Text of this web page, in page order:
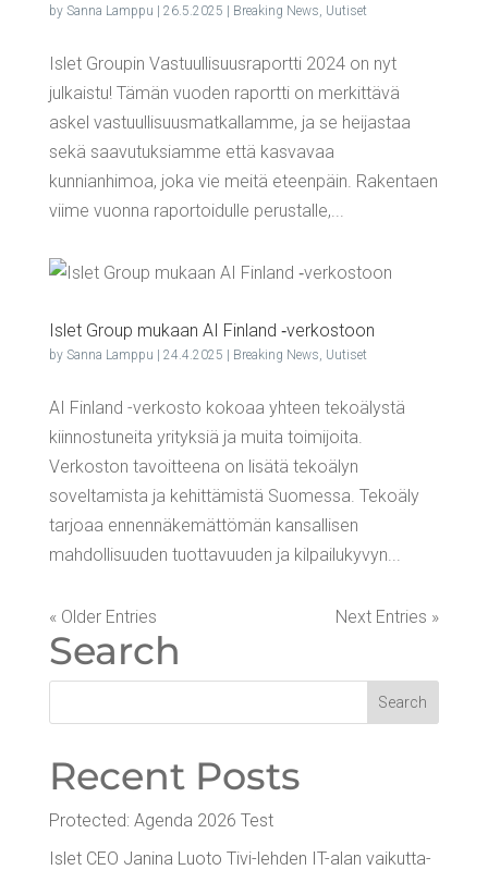
by Sanna Lamppu 26.5.2025 Breaking News, Uutiset
Islet Groupin Vastuullisuusraportti 2024 on nyt
julkaistu! Tämän vuoden raportti on merkittävä
askel vastuullisuusmatkallamme, ja se heijastaa
sekä saavutuksiamme että kasvavaa
kunnianhimoa, joka vie meitä eteenpäin. Rakentaen
viime vuonna raportoidulle perustalle,...
Islet Group mukaan AI Fin­land ‑ver­kos­toon
by Sanna Lamppu 24.4.2025 Breaking News, Uutiset
AI Finland -verkosto kokoaa yhteen tekoälystä
kiinnostuneita yrityksiä ja muita toimijoita.
Verkoston tavoitteena on lisätä tekoälyn
soveltamista ja kehittämistä Suomessa. Tekoäly
tarjoaa ennennäkemättömän kansallisen
mahdollisuuden tuottavuuden ja kilpailukyvyn...
« Older Entries Next Entries »
Search
Recent Posts
Pro­tec­ted: Agen­da 2026 Test
Islet CEO Jani­na Luo­to Tivi-leh­den IT-alan vai­kut­ta­